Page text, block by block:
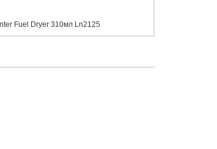
Fuel Dryer 310мл Ln2125